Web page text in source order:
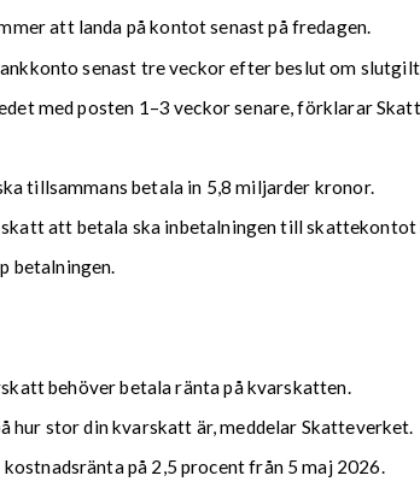
att landa på kontot senast på fredagen.
senast tre veckor efter beslut om
med posten 1–3 veckor senare, förklarar
tillsammans betala in 5,8 miljarder kronor.
att betala ska inbetalningen till
betalningen.
behöver betala ränta på kvarskatten.
hur stor din kvarskatt är, meddelar Skatteverket.
på 2,5 procent från 5 maj 2026.